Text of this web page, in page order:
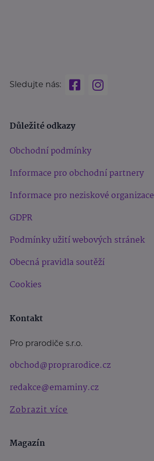
Sledujte nás:
Důležité odkazy
Obchodní podmínky
Informace pro obchodní partnery
Informace pro neziskové organizace
GDPR
Podmínky užití webových stránek
Obecná pravidla soutěží
Cookies
Kontakt
Pro prarodiče s.r.o.
obchod@proprarodice.cz
redakce@emaminy.cz
Zobrazit více
Magazín